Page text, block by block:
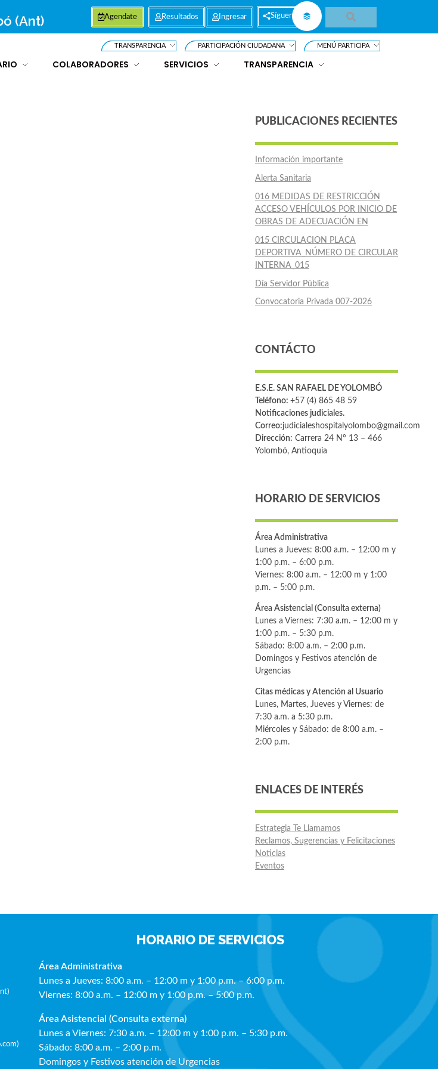
(Ant) Agendate Resultados Ingresar Síguenos
TRANSPARENCIA PARTICIPACIÓN CIUDADANA MENÚ PARTICIPA
COLABORADORES SERVICIOS TRANSPARENCIA
PUBLICACIONES RECIENTES
Información importante
Alerta Sanitaria
016 MEDIDAS DE RESTRICCIÓN
ACCESO VEHÍCULOS POR INICIO DE
OBRAS DE ADECUACIÓN EN
015 CIRCULACION PLACA
DEPORTIVA_NÚMERO DE CIRCULAR
INTERNA_015
Día Servidor Pública
Convocatoria Privada 007-2026
CONTÁCTO
E.S.E. SAN RAFAEL DE YOLOMBÓ
Teléfono: +57 (4) 865 48 59
Notificaciones judiciales.
Correo:judicialeshospitalyolombo@gmail.com
Dirección: Carrera 24 Nº 13 – 466
Yolombó, Antioquia
HORARIO DE SERVICIOS
Área Administrativa
Lunes a Jueves: 8:00 a.m. – 12:00 m y
1:00 p.m. – 6:00 p.m.
Viernes: 8:00 a.m. – 12:00 m y 1:00
p.m. – 5:00 p.m.
Área Asistencial (Consulta externa)
Lunes a Viernes: 7:30 a.m. – 12:00 m y
1:00 p.m. – 5:30 p.m.
Sábado: 8:00 a.m. – 2:00 p.m.
Domingos y Festivos atención de
Urgencias
Citas médicas y Atención al Usuario
Lunes, Martes, Jueves y Viernes: de
7:30 a.m. a 5:30 p.m.
Miércoles y Sábado: de 8:00 a.m. –
2:00 p.m.
ENLACES DE INTERÉS
Estrategia Te Llamamos
Reclamos, Sugerencias y Felicitaciones
Noticias
Eventos
)
HORARIO DE SERVICIOS
Área Administrativa
Lunes a Jueves: 8:00 a.m. – 12:00 m y 1:00 p.m. – 6:00 p.m.
Viernes: 8:00 a.m. – 12:00 m y 1:00 p.m. – 5:00 p.m.
Área Asistencial (Consulta externa)
Lunes a Viernes: 7:30 a.m. – 12:00 m y 1:00 p.m. – 5:30 p.m.
Sábado: 8:00 a.m. – 2:00 p.m.
Domingos y Festivos atención de Urgencias